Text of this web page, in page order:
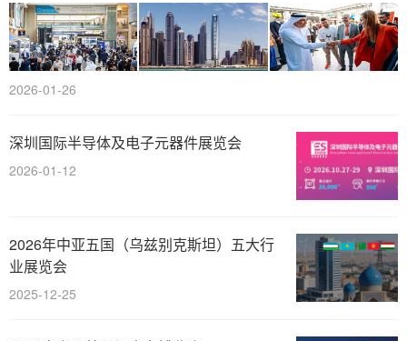
2026-01-26
深圳国际半导体及电子元器件展览会
2026-01-12
2026年中亚五国（乌兹别克斯坦）五大行
业展览会
2025-12-25